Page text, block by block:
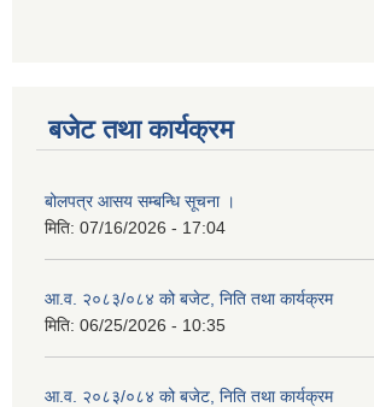
बजेट तथा कार्यक्रम
बोलपत्र आसय सम्बन्धि सूचना ।
मिति: 07/16/2026 - 17:04
आ.व. २०८३/०८४ को बजेट, निति तथा कार्यक्रम
मिति: 06/25/2026 - 10:35
आ.व. २०८३/०८४ को बजेट, निति तथा कार्यक्रम